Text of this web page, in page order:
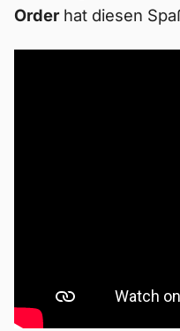
Orderhat diesen